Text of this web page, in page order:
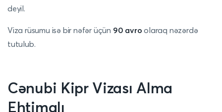
deyil.
Viza rüsumu isə bir nəfər üçün 90 avro olaraq nəzərdə
tutulub.
Cənubi Kipr Vizası Alma
Ehtimalı